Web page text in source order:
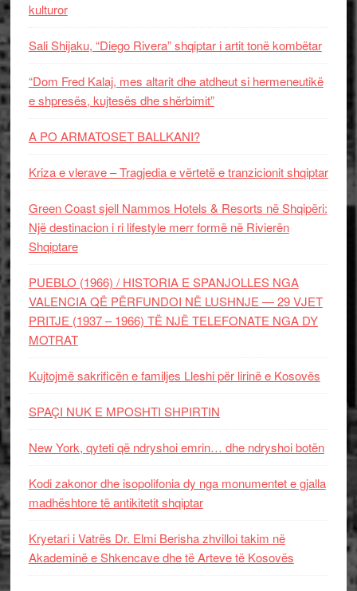
kulturor
Sali Shijaku, “Diego Rivera” shqiptar i artit tonë kombëtar
“Dom Fred Kalaj, mes altarit dhe atdheut si hermeneutikë
e shpresës, kujtesës dhe shërbimit”
A PO ARMATOSET BALLKANI?
Kriza e vlerave – Tragjedia e vërtetë e tranzicionit shqiptar
Green Coast sjell Nammos Hotels & Resorts në Shqipëri:
Një destinacion i ri lifestyle merr formë në Rivierën
Shqiptare
PUEBLO (1966) / HISTORIA E SPANJOLLES NGA
VALENCIA QË PËRFUNDOI NË LUSHNJE — 29 VJET
PRITJE (1937 – 1966) TË NJË TELEFONATE NGA DY
MOTRAT
Kujtojmë sakrificën e familjes Lleshi për lirinë e Kosovës
SPAÇI NUK E MPOSHTI SHPIRTIN
New York, qyteti që ndryshoi emrin… dhe ndryshoi botën
Kodi zakonor dhe isopolifonia dy nga monumentet e gjalla
madhështore të antikitetit shqiptar
Kryetari i Vatrës Dr. Elmi Berisha zhvilloi takim në
Akademinë e Shkencave dhe të Arteve të Kosovës